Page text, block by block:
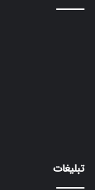
تبلیغات